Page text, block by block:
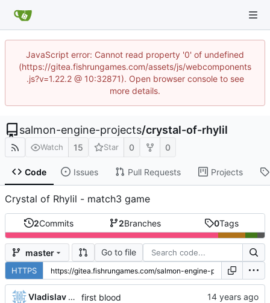
JavaScript error: Cannot read property '0' of undefined
(https://gitea.fishrungames.com/assets/js/webcomponents
.js?v=1.22.2 @ 10:32871). Open browser console to see
more details.
salmon-engine-projects/crystal-of-rhylil
Watch 15 Star 0 0
Code Issues Pull Requests Projects
Crystal of Rhylil - match3 game
2Commits 2Branches 0Tags
master Go to file
HTTPS
Vladislav Khorev first blood